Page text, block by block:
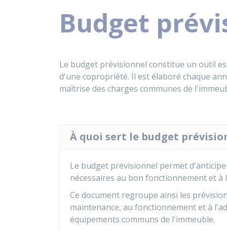
Budget
Le budget prévisionnel constitue un outil
d'une copropriété. Il est élaboré chaque
maîtrise des charges communes de
À quoi sert le budget
Le budget prévisionnel permet
nécessaires au bon fonctionnement et
Ce document regroupe ainsi les
maintenance, au fonctionnement et à
équipements communs de l'immeuble.